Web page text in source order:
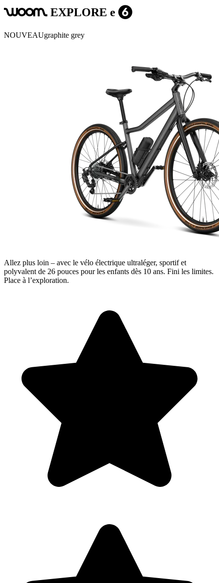
woom EXPLORE e 6
NOUVEAUgraphite grey
Allez plus loin – avec le vélo électrique ultraléger, sportif et
polyvalent de 26 pouces pour les enfants dès 10 ans. Fini les limites.
Place à l’exploration.